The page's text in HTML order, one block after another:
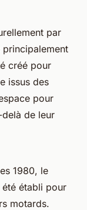
par
créé pour
issus des
pour
de leur
1980, le
établi pour
motards.